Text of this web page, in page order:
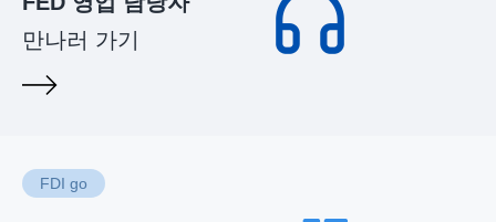
만나러 가기
FDI go